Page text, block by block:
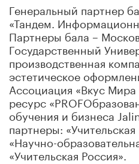
Генеральный партнер
«Тандем.
Партнеры бала –
Государственный
производственная
эстетическое
Ассоциация «Вкус
ресурс
обучения и бизнеса
партнеры: «Учительская
«Научно-
«Учительская Россия».